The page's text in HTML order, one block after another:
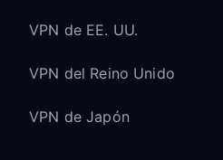
VPN de EE. UU.
VPN del Reino Unido
VPN de Japón